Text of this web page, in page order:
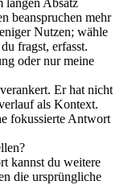
langen Absatz
beanspruchen mehr
Nutzen; wähle
fragst, erfasst.
oder nur meine
Er hat nicht
als Kontext.
fokussierte Antwort
kannst du weitere
die ursprüngliche